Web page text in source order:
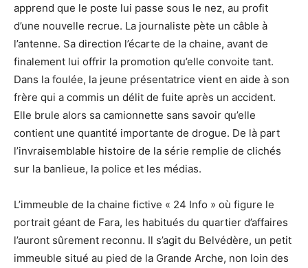
apprend que le poste lui passe sous le nez, au profit
d’une nouvelle recrue. La journaliste pète un câble à
l’antenne. Sa direction l’écarte de la chaine, avant de
finalement lui offrir la promotion qu’elle convoite tant.
Dans la foulée, la jeune présentatrice vient en aide à son
frère qui a commis un délit de fuite après un accident.
Elle brule alors sa camionnette sans savoir qu’elle
contient une quantité importante de drogue. De là part
l’invraisemblable histoire de la série remplie de clichés
sur la banlieue, la police et les médias.
L’immeuble de la chaine fictive « 24 Info » où figure le
portrait géant de Fara, les habitués du quartier d’affaires
l’auront sûrement reconnu. Il s’agit du Belvédère, un petit
immeuble situé au pied de la Grande Arche, non loin des